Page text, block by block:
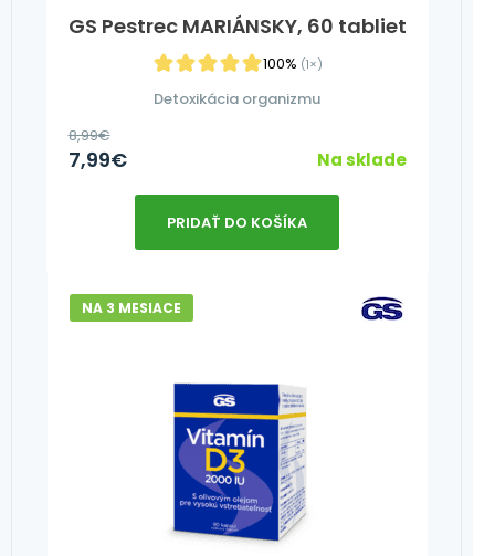
GS Pestrec MARIÁNSKY, 60 tabliet
100% (1×)
Detoxikácia organizmu
8,99€
7,99€ Na sklade
PRIDAŤ DO KOŠÍKA
NA 3 MESIACE